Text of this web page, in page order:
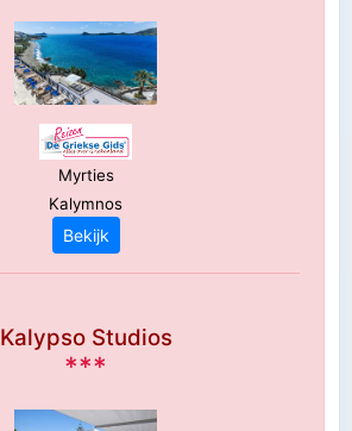
Myrties
Kalymnos
Bekijk
Kalypso Studios
***